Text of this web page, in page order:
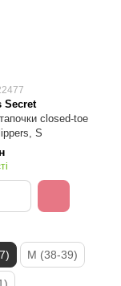
Secret
closed-toe
S
M (38-39)